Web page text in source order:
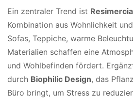
Ein zentraler Trend ist
Kombination aus Wohnlichkeit
Sofas, Teppiche, warme
Materialien schaffen eine
und Wohlbefinden fördert.
durch Biophilic Design, das
Büro bringt, um Stress zu